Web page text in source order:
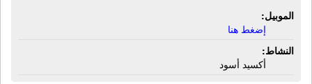
الموبيل:
إضغط هنا
النشاط:
أكسيد أسود